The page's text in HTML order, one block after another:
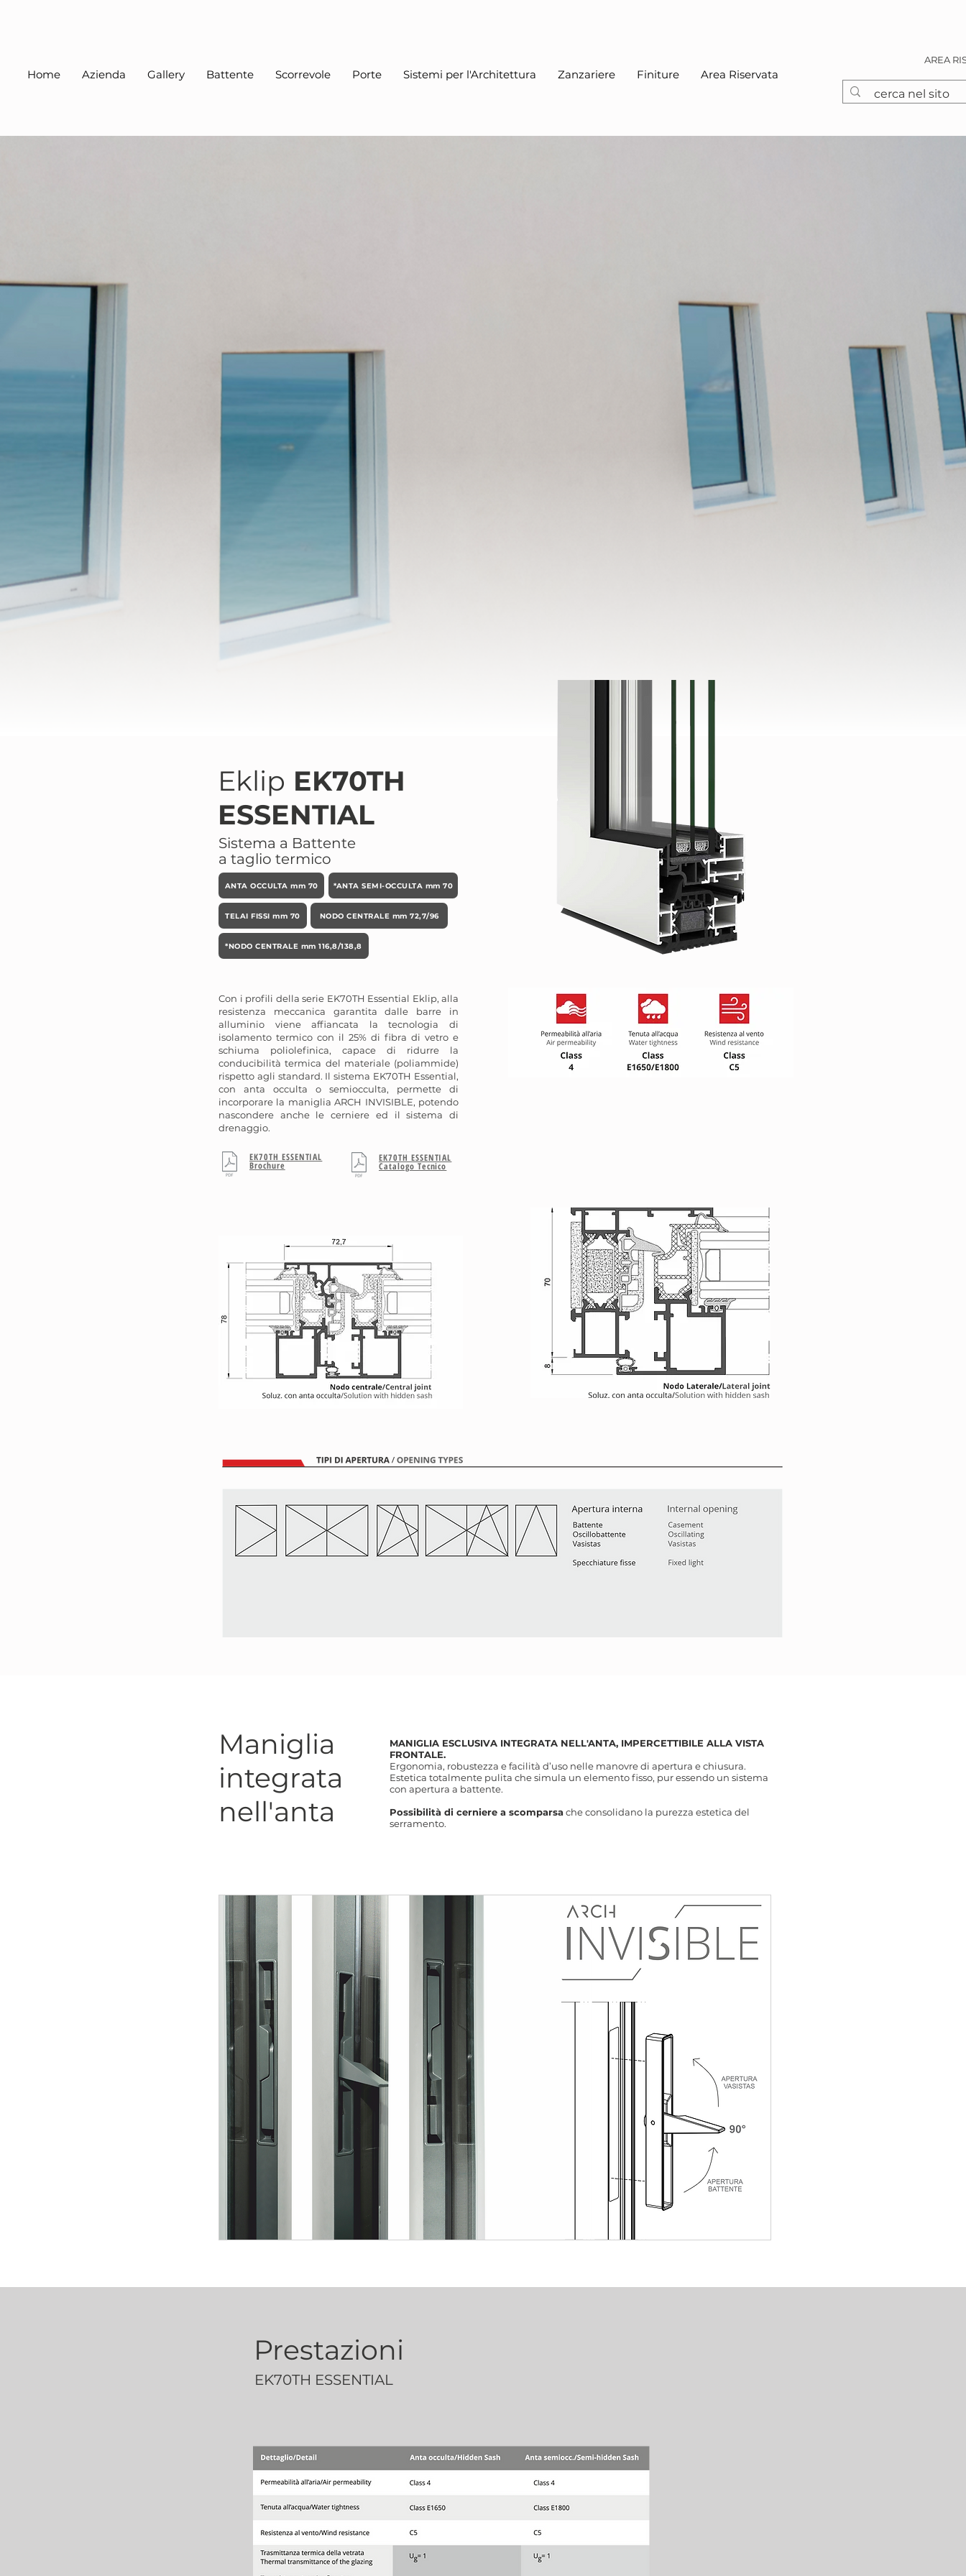
Home Azienda Gallery Battente Scorrevole Porte Sistemi per l'Architettura Zanzariere Finiture Area Riservata
AREA
Eklip EK70TH
ESSENTIAL
Sistema a Battente
a taglio termico
ANTA OCCULTA mm 70 *ANTA SEMI-OCCULTA mm 70
TELAI FISSI mm 70 NODO CENTRALE mm 72,7/96
*NODO CENTRALE mm 116,8/138,8
Con i profili della serie EK70TH Essential Eklip, alla
resistenza meccanica garantita dalle barre in
alluminio viene affiancata la tecnologia di
isolamento termico con il 25% di fibra di vetro e
schiuma poliolefinica, capace di ridurre la
conducibilità termica del materiale (poliammide)
rispetto agli standard. Il sistema EK70TH Essential,
con anta occulta o semiocculta, permette di
incorporare la maniglia ARCH INVISIBLE, potendo
nascondere anche le cerniere ed il sistema di
drenaggio.
EK70TH ESSENTIAL
Brochure
EK70TH ESSENTIAL
Catalogo Tecnico
Maniglia
integrata
nell'anta
MANIGLIA ESCLUSIVA INTEGRATA NELL'ANTA, IMPERCETTIBILE ALLA VISTA
FRONTALE.
Ergonomia, robustezza e facilità d’uso nelle manovre di apertura e chiusura.
Estetica totalmente pulita che simula un elemento fisso, pur essendo un sistema
con apertura a battente.
Possibilità di cerniere a scomparsache consolidano la purezza estetica del
serramento.
EK70TH ESSENTIAL
Prestazioni